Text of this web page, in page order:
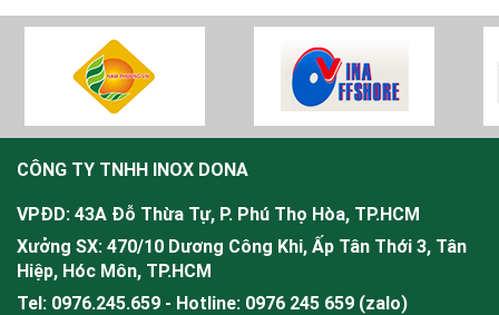
CÔNG TY TNHH INOX DONA
VPĐD: 43A Đỗ Thừa Tự, P. Phú Thọ Hòa, TP.HCM
Xưởng SX: 470/10 Dương Công Khi, Ấp Tân Thới 3, Tân
Hiệp, Hóc Môn, TP.HCM
Tel: 0976.245.659 - Hotline: 0976 245 659 (zalo)